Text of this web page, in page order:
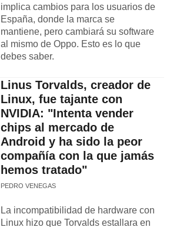
implica cambios para los usuarios de
España, donde la marca se
mantiene, pero cambiará su software
al mismo de Oppo. Esto es lo que
debes saber.
Linus Torvalds, creador de
Linux, fue tajante con
NVIDIA: "Intenta vender
chips al mercado de
Android y ha sido la peor
compañía con la que jamás
hemos tratado"
PEDRO VENEGAS
La incompatibilidad de hardware con
Linux hizo que Torvalds estallara en